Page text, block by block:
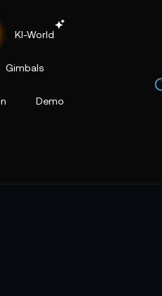
KI-World
Gimbals
Demo